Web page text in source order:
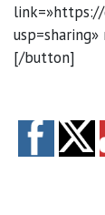
link=»https://
[/button]